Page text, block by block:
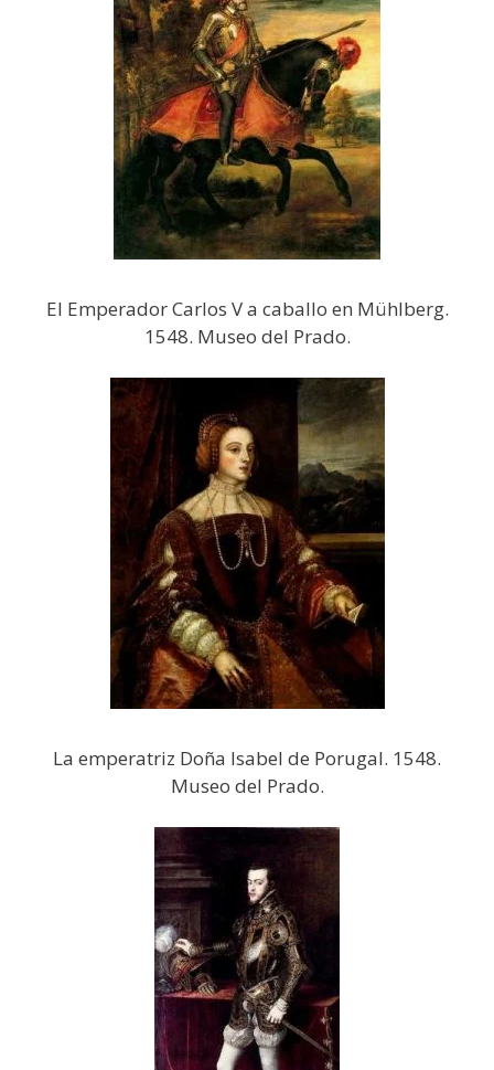
El Emperador Carlos V a caballo en Mühlberg.
1548. Museo del Prado.
La emperatriz Doña Isabel de Porugal. 1548.
Museo del Prado.